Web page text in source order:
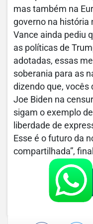
mas também na
governo na história
Vance ainda pediu
as políticas de
adotadas, essas
soberania para as
dizendo que, vocês
Joe Biden na
sigam o exemplo
liberdade de
Esse é o futuro da
compartilhada”,